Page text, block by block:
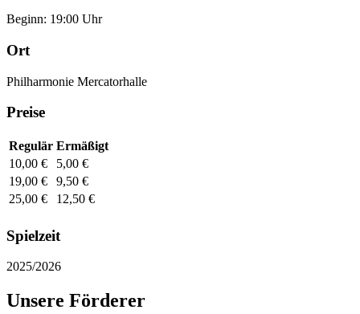
Beginn: 19:00 Uhr
Ort
Philharmonie Mercatorhalle
Preise
Regulär Ermäßigt
10,00 €
5,00 €
19,00 €
9,50 €
25,00 €
12,50 €
Spielzeit
2025/2026
Unsere Förderer